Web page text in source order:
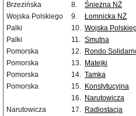
Brzezińska
8. Śnieżna NŻ
Wojska Polskiego
9. Łomnicka NŻ
Palki
10. Wojska
Palki
11. Smutna
Pomorska
12. Rondo
Pomorska
13. Matejki
Pomorska
14. Tamka
Pomorska
15. Konstytucyjna
16. Narutowicza
Narutowicza
17. Radiostacja